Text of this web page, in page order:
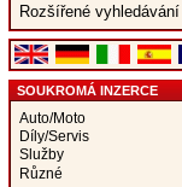
Rozšířené vyhledávání
SOUKROMÁ INZERCE
Auto/Moto
Díly/Servis
Služby
Různé